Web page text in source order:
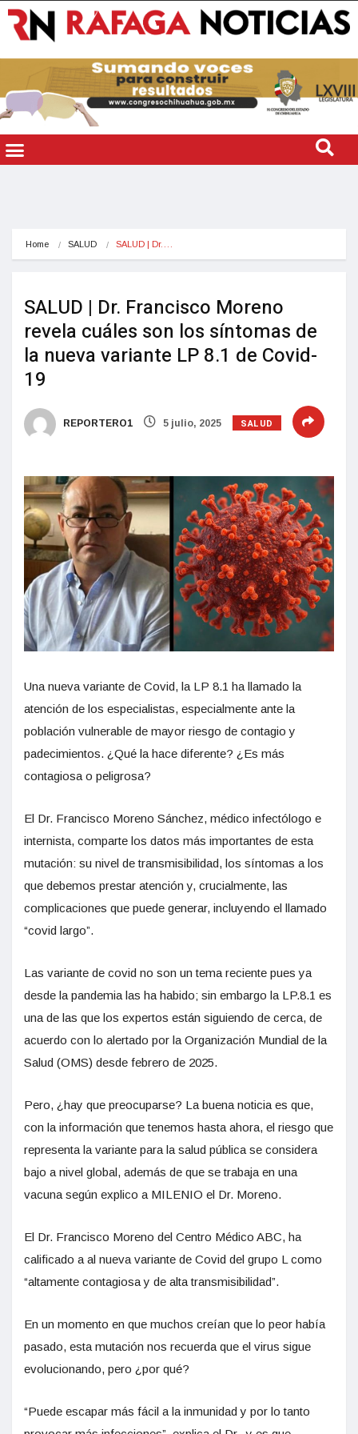
Home SALUD SALUD | Dr.…
SALUD | Dr. Francisco Moreno
revela cuáles son los síntomas de
la nueva variante LP 8.1 de Covid-
19
REPORTERO1 5 julio, 2025 SALUD
Una nueva variante de Covid, la LP 8.1 ha llamado la
atención de los especialistas, especialmente ante la
población vulnerable de mayor riesgo de contagio y
padecimientos. ¿Qué la hace diferente? ¿Es más
contagiosa o peligrosa?
El Dr. Francisco Moreno Sánchez, médico infectólogo e
internista, comparte los datos más importantes de esta
mutación: su nivel de transmisibilidad, los síntomas a los
que debemos prestar atención y, crucialmente, las
complicaciones que puede generar, incluyendo el llamado
“covid largo”.
Las variante de covid no son un tema reciente pues ya
desde la pandemia las ha habido; sin embargo la LP.8.1 es
una de las que los expertos están siguiendo de cerca, de
acuerdo con lo alertado por la Organización Mundial de la
Salud (OMS) desde febrero de 2025.
Pero, ¿hay que preocuparse? La buena noticia es que,
con la información que tenemos hasta ahora, el riesgo que
representa la variante para la salud pública se considera
bajo a nivel global, además de que se trabaja en una
vacuna según explico a MILENIO el Dr. Moreno.
El Dr. Francisco Moreno del Centro Médico ABC, ha
calificado a al nueva variante de Covid del grupo L como
“altamente contagiosa y de alta transmisibilidad”.
En un momento en que muchos creían que lo peor había
pasado, esta mutación nos recuerda que el virus sigue
evolucionando, pero ¿por qué?
“Puede escapar más fácil a la inmunidad y por lo tanto